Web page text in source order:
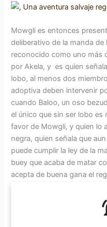
Mowgli es entonces
deliberativo de la manda de
reconocido como uno más
por Akela, y es quien
lobo, al menos dos
adoptiva deben intervenir
cuando Baloo, un oso
el único que sin ser lobo es
favor de Mowgli, y quien lo
negra, quien señala que
puede cumplir la ley de la
buey que acaba de matar
acepta de buena gana el